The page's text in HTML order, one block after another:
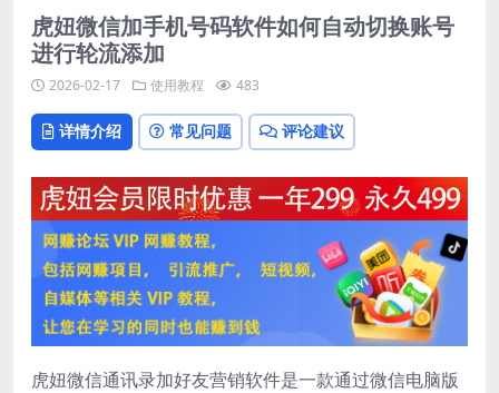
虎妞微信加手机号码软件如何自动切换账号
进行轮流添加
2026-02-17 使用教程 483
详情介绍 常见问题 评论建议
虎妞微信通讯录加好友营销软件是一款通过微信电脑版